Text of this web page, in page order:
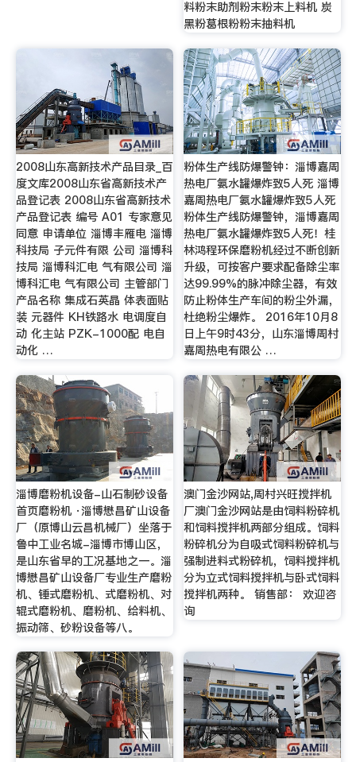
料粉末助剂粉末粉末上料机 炭
黑粉葛根粉粉末抽料机
2008山东高新技术产品目录_百
度文库2008山东省高新技术产
品登记表 2008山东省高新技术
产品登记表 编号 A01 专家意见
同意 申请单位 淄博丰雁电 淄博
科技局 子元件有限 公司 淄博科
技局 淄博科汇电 气有限公司 淄
博科汇电 气有限公司 主管部门
产品名称 集成石英晶 体表面贴
装 元器件 KH铁路水 电调度自
动 化主站 PZK-1000配 电自
动化 …
粉体生产线防爆警钟：淄博嘉周
热电厂氨水罐爆炸致5人死 淄博
嘉周热电厂氨水罐爆炸致5人死
粉体生产线防爆警钟，淄博嘉周
热电厂氨水罐爆炸致5人死！桂
林鸿程环保磨粉机经过不断创新
升级，可按客户要求配备除尘率
达99.99%的脉冲除尘器，有效
防止粉体生产车间的粉尘外漏，
杜绝粉尘爆炸。 2016年10月8
日上午9时43分，山东淄博周村
嘉周热电有限公 …
淄博磨粉机设备-山石制砂设备
首页磨粉机 ·淄博懋昌矿山设备
厂（原博山云昌机械厂）坐落于
鲁中工业名城-淄博市博山区，
是山东省早的工况基地之一。淄
博懋昌矿山设备厂专业生产磨粉
机、锤式磨粉机、式磨粉机、对
辊式磨粉机、磨粉机、给料机、
振动筛、砂粉设备等八。
澳门金沙网站,周村兴旺搅拌机
厂澳门金沙网站是由饲料粉碎机
和饲料搅拌机两部分组成。饲料
粉碎机分为自吸式饲料粉碎机与
强制进料式粉碎机，饲料搅拌机
分为立式饲料搅拌机与卧式饲料
搅拌机两种。 销售部： 欢迎咨
询